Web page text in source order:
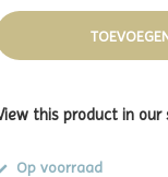
this product in our
Op voorraad